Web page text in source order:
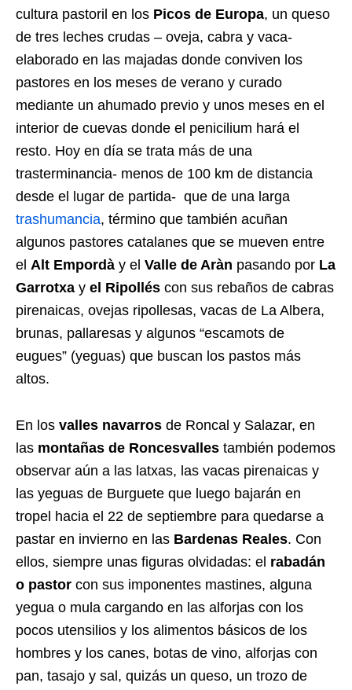
cultura pastoril en los Picos de Europa, un queso
de tres leches crudas – oveja, cabra y vaca-
elaborado en las majadas donde conviven los
pastores en los meses de verano y curado
mediante un ahumado previo y unos meses en el
interior de cuevas donde el penicilium hará el
resto. Hoy en día se trata más de una
trasterminancia- menos de 100 km de distancia
desde el lugar de partida- que de una larga
trashumancia, término que también acuñan
algunos pastores catalanes que se mueven entre
el Alt Empordà y el Valle de Aràn pasando por La
Garrotxa y el Ripollés con sus rebaños de cabras
pirenaicas, ovejas ripollesas, vacas de La Albera,
brunas, pallaresas y algunos “escamots de
eugues” (yeguas) que buscan los pastos más
altos.
En los valles navarros de Roncal y Salazar, en
las montañas de Roncesvalles también podemos
observar aún a las latxas, las vacas pirenaicas y
las yeguas de Burguete que luego bajarán en
tropel hacia el 22 de septiembre para quedarse a
pastar en invierno en las Bardenas Reales. Con
ellos, siempre unas figuras olvidadas: el rabadán
o pastor con sus imponentes mastines, alguna
yegua o mula cargando en las alforjas con los
pocos utensilios y los alimentos básicos de los
hombres y los canes, botas de vino, alforjas con
pan, tasajo y sal, quizás un queso, un trozo de